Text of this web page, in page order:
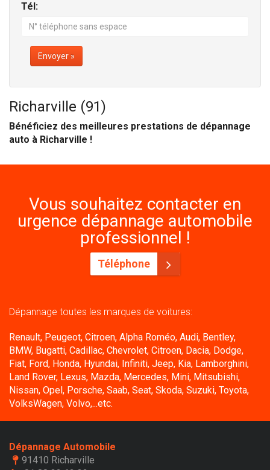
Tél:
Envoyer »
Richarville (91)
Bénéficiez des meilleures prestations de dépannage
auto à Richarville !
Vous souhaitez contacter en
urgence dépannage automobile
professionnel !
Téléphone
Dépannage toutes les marques de voitures:
Renault, Peugeot, Citroen, Alpha Roméo, Audi, Bentley,
BMW, Bugatti, Cadillac, Chevrolet, Citroen, Dacia, Dodge,
Fiat, Ford, Honda, Hyundai, Infiniti, Jeep, Kia, Lamborghini,
Land Rover, Lexus, Mazda, Mercedes, Mini, Mitsubishi,
Nissan, Opel, Porsche, Saab, Seat, Skoda, Suzuki, Toyota,
VolksWagen, Volvo,...etc.
Dépannage Automobile
91410 Richarville